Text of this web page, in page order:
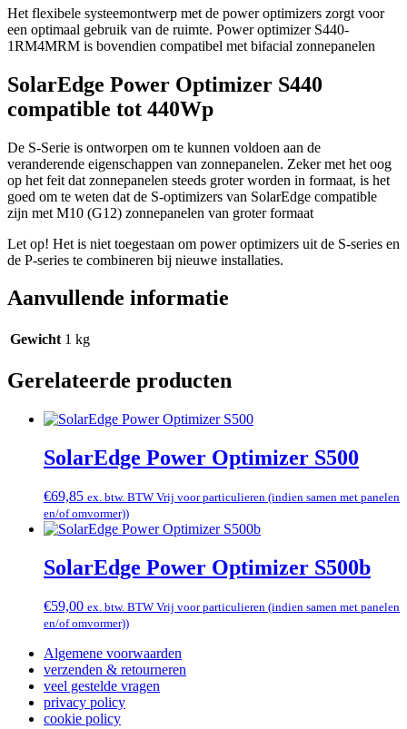
Het flexibele systeemontwerp met de power optimizers zorgt voor
een optimaal gebruik van de ruimte. Power optimizer S440-
1RM4MRM is bovendien compatibel met bifacial zonnepanelen
SolarEdge Power Optimizer S440
compatible tot 440Wp
De S-Serie is ontworpen om te kunnen voldoen aan de
veranderende eigenschappen van zonnepanelen. Zeker met het oog
op het feit dat zonnepanelen steeds groter worden in formaat, is het
goed om te weten dat de S-optimizers van SolarEdge compatible
zijn met M10 (G12) zonnepanelen van groter formaat
Let op! Het is niet toegestaan om power optimizers uit de S-series en
de P-series te combineren bij nieuwe installaties.
Aanvullende informatie
Gewicht 1 kg
Gerelateerde producten
SolarEdge Power Optimizer S500
€69,85 ex. btw. BTW Vrij voor particulieren (indien samen met panelen
en/of omvormer))
SolarEdge Power Optimizer S500b
€59,00 ex. btw. BTW Vrij voor particulieren (indien samen met panelen
en/of omvormer))
Algemene voorwaarden
verzenden & retourneren
veel gestelde vragen
privacy policy
cookie policy